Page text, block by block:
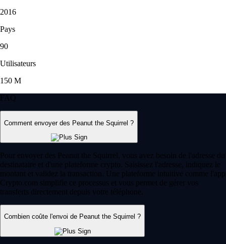
2016
Pays
90
Utilisateurs
150 M
FAQ
Comment envoyer des Peanut the Squirrel ?
Pour envoyer des Peanut the Squirrel, vous avez besoin de l'adresse du
destinataire et d'une plateforme crypto. Saisissez l'adresse, indiquez le
montant et validez la transaction. Une plateforme intuitive comme l'app
Crypto.com simplifie ce processus et vous permet de gérer vos
transferts directement depuis votre téléphone.
Combien coûte l'envoi de Peanut the Squirrel ?